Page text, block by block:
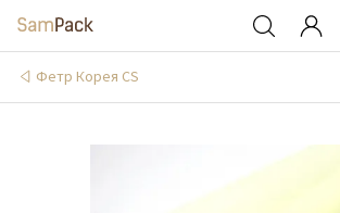
Фетр Корея CS